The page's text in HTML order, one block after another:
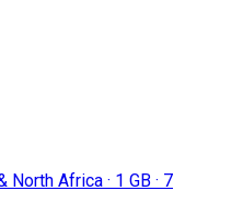
North Africa · 1 GB · 7